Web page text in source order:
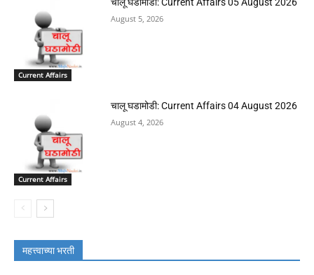
Current Affairs
August 5, 2026
Current Affairs
चालू घडामोडी: Current Affairs 04 August 2026
August 4, 2026
महत्त्वाच्या भरती